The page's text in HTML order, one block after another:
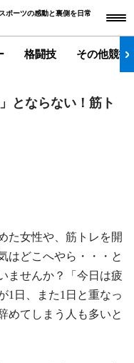
ーツの感動と裏側を日常
格闘技 その他競技
とならない！筋ト
た女性や、筋トレを開
はどこへやら・・・と
ませんか？「今日は疲
1日、また1日と重なっ
めてしまう人も多いと